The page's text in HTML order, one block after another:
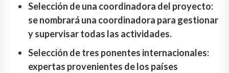
Selección de una coordinadora del proyecto:
se nombrará una coordinadora para gestionar
y supervisar todas las actividades.
Selección de tres ponentes internacionales:
expertas provenientes de los países